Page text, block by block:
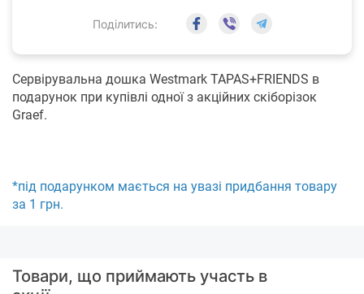
Поділитись:
Сервірувальна дошка Westmark TAPAS+FRIENDS в
подарунок при купівлі одної з акційних скіборізок
Graef.
*під подарунком мається на увазі придбання товару
за 1 грн.
Товари, що приймають участь в